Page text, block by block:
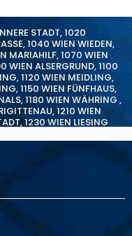
STADT,1020
,1040 WIEN WIEDEN,
MARIAHILF,1070 WIEN
WIEN ALSERGRUND,1100
,1120 WIEN MEIDLING,
,1150 WIEN FÜNFHAUS,
,1180 WIEN WÄHRING ,
,1210 WIEN
,1230 WIEN LIESING